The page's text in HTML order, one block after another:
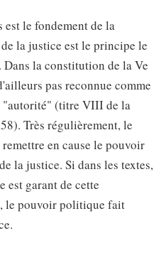
le fondement de la
la justice est le principe le
Dans la constitution de la Ve
pas reconnue comme
"autorité" (titre VIII de la
Très régulièrement, le
en cause le pouvoir
la justice. Si dans les textes,
est garant de cette
le pouvoir politique fait